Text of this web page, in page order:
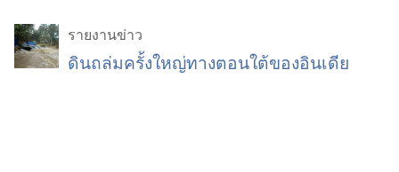
รายงานข่าว
ดินถล่มครั้งใหญ่ทางตอนใต้ของอินเดีย